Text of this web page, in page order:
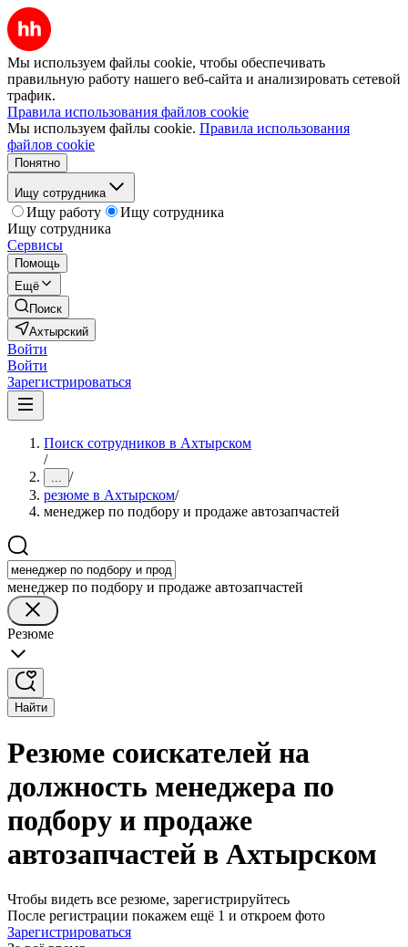
Мы используем файлы cookie, чтобы обеспечивать
правильную работу нашего веб-сайта и анализировать сетевой
трафик.
Правила использования файлов cookie
Мы используем файлы cookie. Правила использования
файлов cookie
Понятно
Ищу сотрудника
Ищу работу
Ищу сотрудника
Ищу сотрудника
Сервисы
Помощь
Ещё
Поиск
Ахтырский
Войти
Войти
Зарегистрироваться
Поиск сотрудников в Ахтырском
/
... /
резюме в Ахтырском/
менеджер по подбору и продаже автозапчастей
менеджер по подбору и продаже автозапчастей
Резюме
Найти
Резюме соискателей на
должность менеджера по
подбору и продаже
автозапчастей в Ахтырском
Чтобы видеть все резюме, зарегистрируйтесь
После регистрации покажем ещё 1 и откроем фото
Зарегистрироваться